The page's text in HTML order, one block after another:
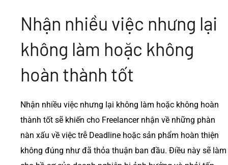
Nhận nhiều việc nhưng lại
không làm hoặc không
hoàn thành tốt
Nhận nhiều việc nhưng lại không làm hoặc không hoàn
thành tốt sẽ khiến cho Freelancer nhận về những phàn
nàn xấu về việc trễ Deadline hoặc sản phẩm hoàn thiện
không đúng như đã thỏa thuận ban đầu. Điều này sẽ làm